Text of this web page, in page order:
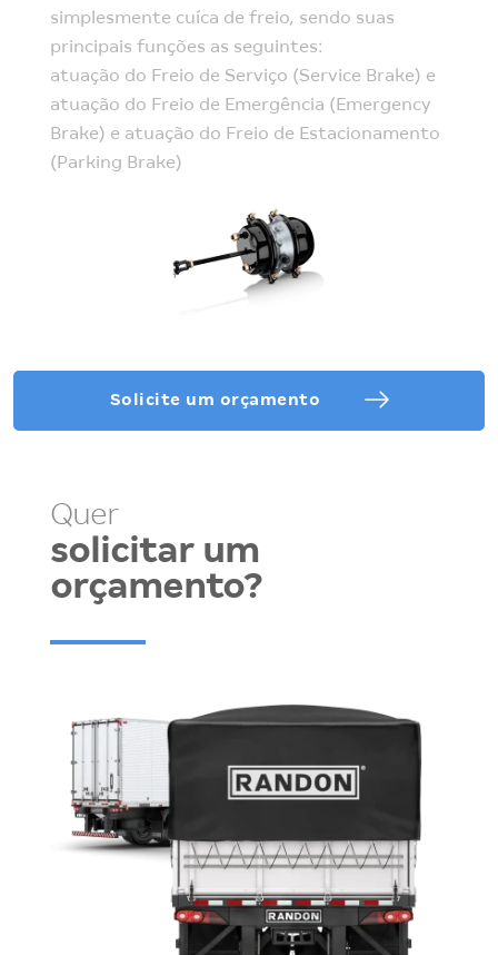
simplesmente cuíca de freio, sendo suas
principais funções as seguintes:
atuação do Freio de Serviço (Service Brake) e
atuação do Freio de Emergência (Emergency
Brake) e atuação do Freio de Estacionamento
(Parking Brake)
Solicite um orçamento
Quer
solicitar um
orçamento?